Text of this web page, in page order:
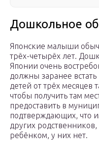
Дошкольное
Японские малыши
трёх-четырёх лет.
Японии очень
должны заранее
детей от трёх месяцев
чтобы получить там
предоставить в
подтверждающих, что
других
ребёнком, у них нет.